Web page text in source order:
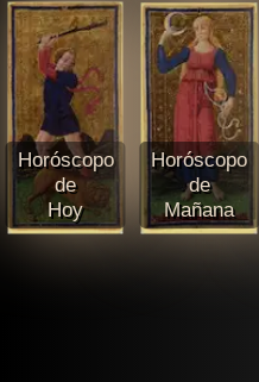
Horóscopo
de
Hoy
Horóscopo
de
Mañana